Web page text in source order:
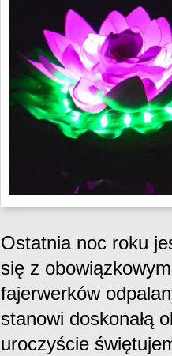
Ostatnia noc roku
się z
fajerwerków
stanowi doskonałą
uroczyście